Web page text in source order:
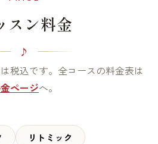
スン料金
税込です。全コースの料金表は
ページへ。
リトミック